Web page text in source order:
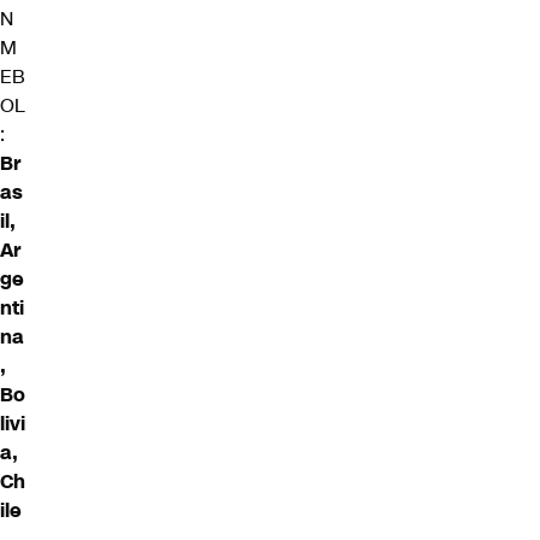
N
M
EB
OL
:
Br
as
il,
Ar
ge
nti
na
,
Bo
livi
a,
Ch
ile